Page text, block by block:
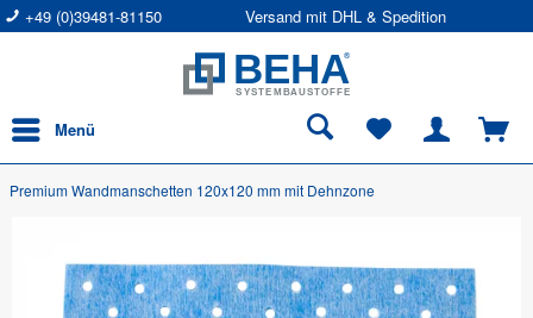
+49 (0)39481-81150 Versand mit DHL & Spedition
Menü
Premium Wandmanschetten 120x120 mm mit Dehnzone